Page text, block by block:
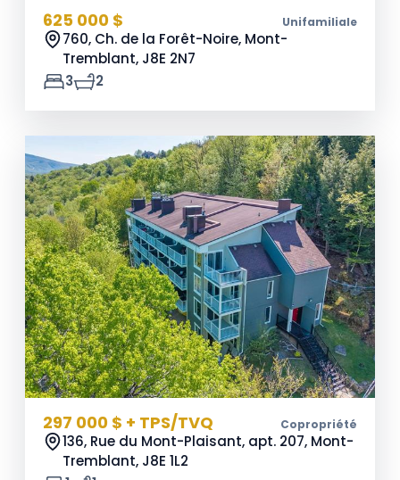
625 000 $ Unifamiliale
760, Ch. de la Forêt-Noire, Mont-
Tremblant, J8E 2N7
3
2
297 000 $ + TPS/TVQ Copropriété
136, Rue du Mont-Plaisant, apt. 207, Mont-
Tremblant, J8E 1L2